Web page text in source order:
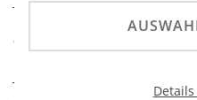
VERANSTALTER